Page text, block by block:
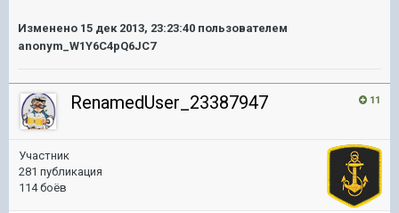
Изменено 15 дек 2013, 23:23:40 пользователем
anonym_W1Y6C4pQ6JC7
11
RenamedUser_23387947
Участник
281 публикация
114 боёв